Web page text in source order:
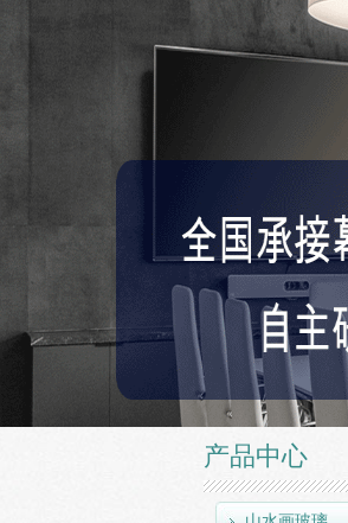
产品中心